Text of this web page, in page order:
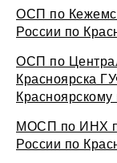
ОСП по
России по
ОСП по
Красноярска
МОСП по ИНХ
России по